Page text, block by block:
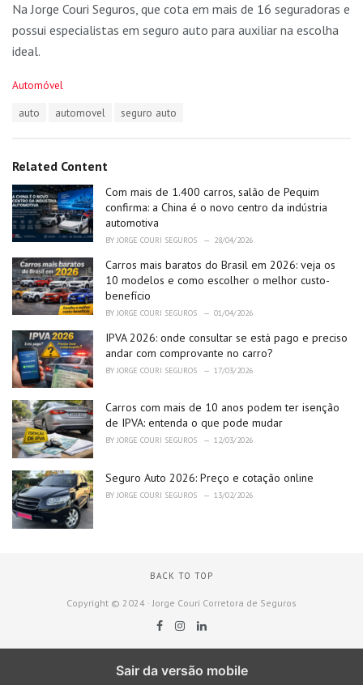
Na Jorge Couri Seguros, que cota em mais de 16 seguradoras e
possui especialistas em seguro auto para auxiliar na escolha
ideal.
C
r
i
e
s
:
Automóvel
:
auto automovel seguro auto
Related Content
Com mais de 1.400 carros, salão de Pequim
confirma: a China é o novo centro da indústria
automotiva
BY JORGE COURI SEGUROS 28/04/2026
Carros mais baratos do Brasil em 2026: veja os
10 modelos e como escolher o melhor custo-
benefício
BY JORGE COURI SEGUROS 01/04/2026
IPVA 2026: onde consultar se está pago e preciso
andar com comprovante no carro?
BY JORGE COURI SEGUROS 17/03/2026
Carros com mais de 10 anos podem ter isenção
de IPVA: entenda o que pode mudar
BY JORGE COURI SEGUROS 12/03/2026
Seguro Auto 2026: Preço e cotação online
BY JORGE COURI SEGUROS 13/02/2026
BACK TO TOP
Copyright © 2024 · Jorge Couri Corretora de Seguros
Sair da versão mobile